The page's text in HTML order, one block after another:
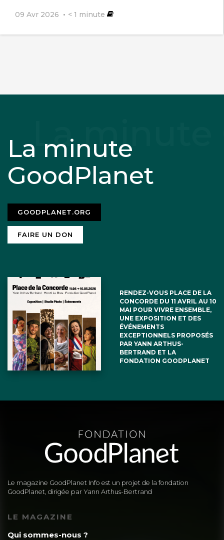
09 Avr 2026 < 1 minute
La minute
GoodPlanet
GOODPLANET.ORG
FAIRE UN DON
RENDEZ-VOUS PLACE DE LA
CONCORDE DU 11 AVRIL AU 10
MAI POUR VIVRE ENSEMBLE,
UNE EXPOSITION ET DES
ÉVÉNEMENTS
EXCEPTIONNELS PROPOSÉS
PAR YANN ARTHUS-
BERTRAND ET LA
FONDATION GOODPLANET
Le magazine GoodPlanet Info est un projet de la fondation
GoodPlanet, dirigée par Yann Arthus-Bertrand
LE MAGAZINE
Qui sommes-nous ?